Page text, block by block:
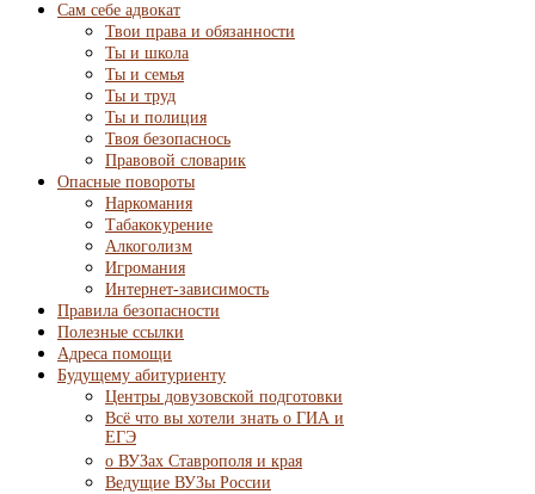
Сам себе адвокат
Твои права и обязанности
Ты и школа
Ты и семья
Ты и труд
Ты и полиция
Твоя безопаснось
Правовой словарик
Опасные повороты
Наркомания
Табакокурение
Алкоголизм
Игромания
Интернет-зависимость
Правила безопасности
Полезные ссылки
Адреса помощи
Будущему абитуриенту
Центры довузовской подготовки
Всё что вы хотели знать о ГИА и
ЕГЭ
о ВУЗах Ставрополя и края
Ведущие ВУЗы России